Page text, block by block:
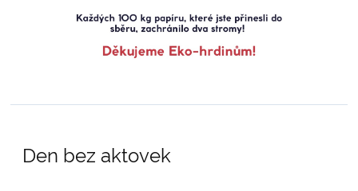
Den bez aktovek